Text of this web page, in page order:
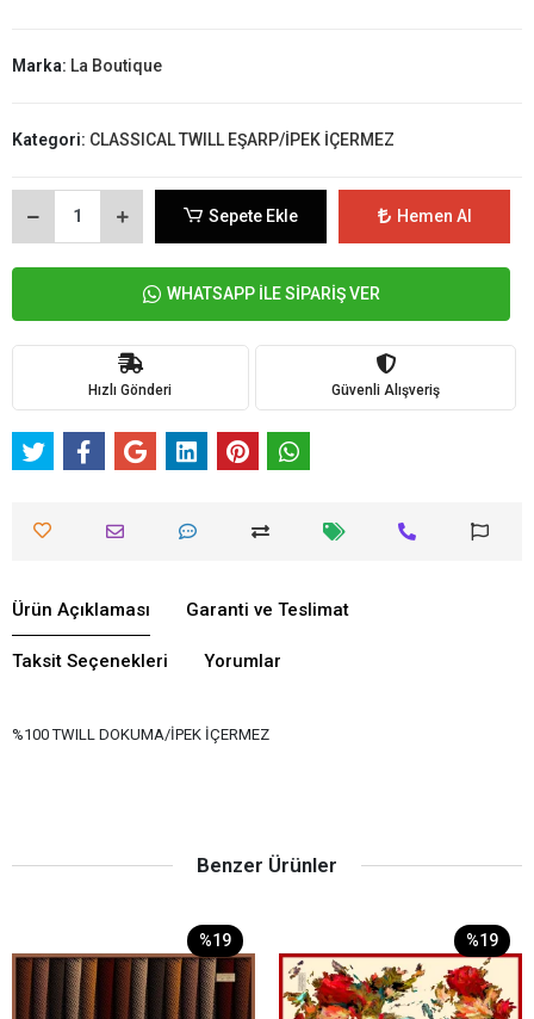
Marka: La Boutique
Kategori: CLASSICAL TWILL EŞARP/İPEK İÇERMEZ
Sepete Ekle Hemen Al
WHATSAPP İLE SİPARİŞ VER
Hızlı Gönderi Güvenli Alışveriş
Ürün Açıklaması Garanti ve Teslimat
Taksit Seçenekleri Yorumlar
%100 TWILL DOKUMA/İPEK İÇERMEZ
Benzer Ürünler
%19 %19